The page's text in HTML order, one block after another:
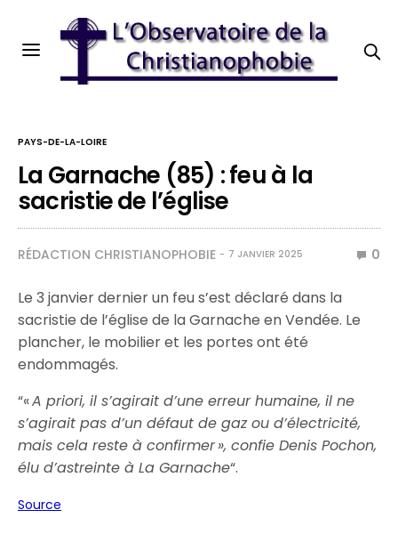
PAYS-DE-LA-LOIRE
La Garnache (85) : feu à la
sacristie de l’église
RÉDACTION CHRISTIANOPHOBIE 7 JANVIER 2025 0
Le 3 janvier dernier un feu s’est déclaré dans la
sacristie de l’église de la Garnache en Vendée. Le
plancher, le mobilier et les portes ont été
endommagés.
“«A priori, il s’agirait d’une erreur humaine, il ne
s’agirait pas d’un défaut de gaz ou d’électricité,
mais cela reste à confirmer », confie Denis Pochon,
élu d’astreinte à La Garnache“.
Source